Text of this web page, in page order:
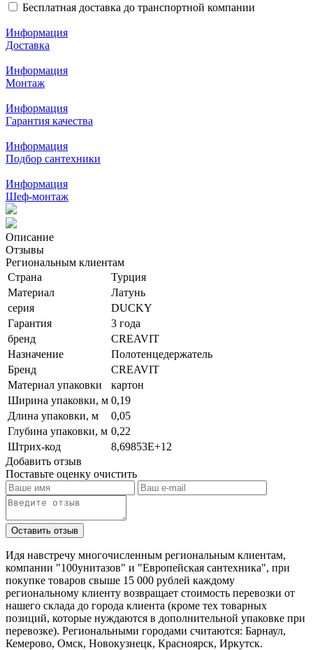
Бесплатная доставка до транспортной компании
Информация
Доставка
Информация
Монтаж
Информация
Гарантия качества
Информация
Подбор сантехники
Информация
Шеф-монтаж
Описание
Отзывы
Региональным клиентам
Страна
Турция
Материал
Латунь
серия
DUCKY
Гарантия
3 года
бренд
CREAVIT
Назначение
Полотенцедержатель
Бренд
CREAVIT
Материал упаковки
картон
Ширина упаковки, м 0,19
Длина упаковки, м
0,05
Глубина упаковки, м 0,22
Штрих-код
8,69853E+12
Добавить отзыв
Поставьте оценку очистить
Идя навстречу многочисленным региональным клиентам,
компании "100унитазов" и "Европейская сантехника", при
покупке товаров свыше 15 000 рублей каждому
региональному клиенту возвращает стоимость перевозки от
нашего склада до города клиента (кроме тех товарных
позиций, которые нуждаются в дополнительной упаковке при
перевозке). Региональными городами считаются: Барнаул,
Кемерово, Омск, Новокузнецк, Красноярск, Иркутск.